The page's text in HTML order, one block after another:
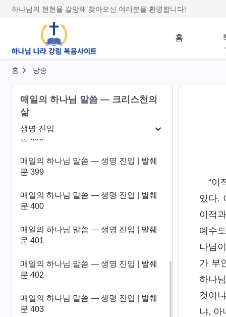
하나님의 현현을 갈망해 찾아오신 여러분을 환영합니다!
홈
홈 낭송
매일의 하나님 말씀 ― 크리스천의
삶
생명 진입
괴 폭로 생명 진입 종착지와 결말
매일의 하나님 말씀 ― 생명 진입 | 발췌
문 395
문 396
문 397
매일의 하나님 말씀 ― 생명 진입 | 발췌
문 398
매일의 하나님 말씀 ― 생명 진입 | 발췌
문 399
매일의 하나님 말씀 ― 생명 진입 | 발췌
문 400
매일의 하나님 말씀 ― 생명 진입 | 발췌
문 401
매일의 하나님 말씀 ― 생명 진입 | 발췌
문 402
매일의 하나님 말씀 ― 생명 진입 | 발췌
문 403
“이
있다.
이적
예수
나님
가 부
하나
것이
냐, 아